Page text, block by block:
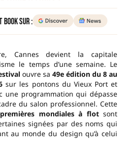
Book sur :
Cannes devient la capitale
le temps d’une semaine. Le
ouvre sa 49e édition du 8 au
sur les pontons du Vieux Port et
une programmation qui dépasse
du salon professionnel. Cette
premières mondiales à flotsont
signées par des noms qui
au monde du design qu’à celui